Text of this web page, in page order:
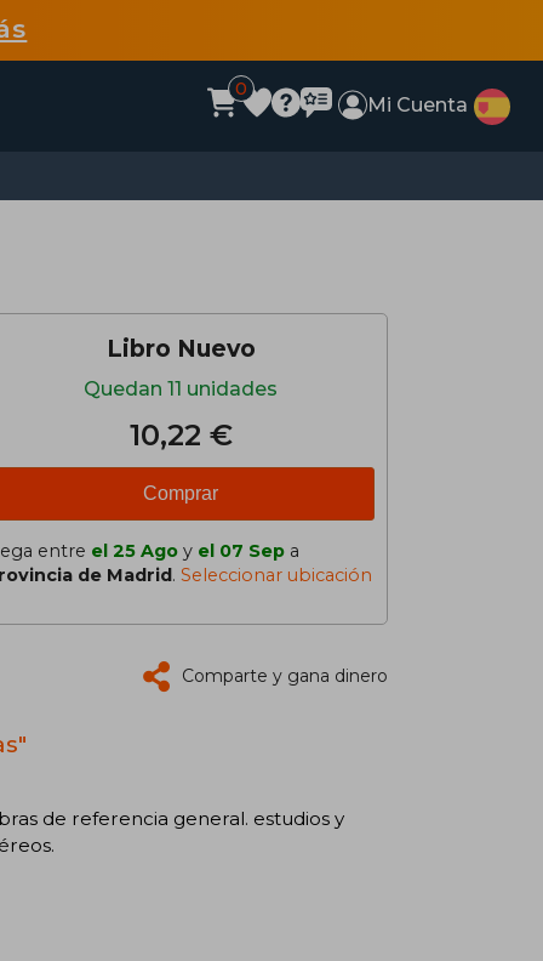
0
Mi Cuenta
Libro Nuevo
Quedan 11 unidades
10,22 €
Comprar
entre el 25 Ago y el 07 Sep a
de Madrid. Seleccionar ubicación
Comparte y gana dinero
de referencia general. estudios y